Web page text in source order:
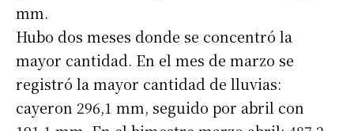
mm.
Hubo dos meses donde se concentró la
mayor cantidad. En el mes de marzo se
registró la mayor cantidad de lluvias:
cayeron 296,1 mm, seguido por abril con